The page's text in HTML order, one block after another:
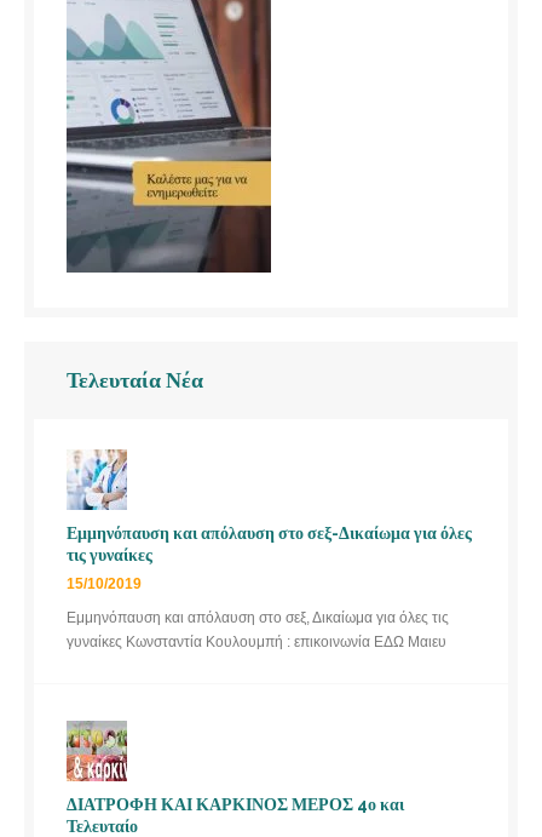
Τελευταία Νέα
Εμμηνόπαυση και απόλαυση στο σεξ-Δικαίωμα για όλες
τις γυναίκες
15/10/2019
Εμμηνόπαυση και απόλαυση στο σεξ, Δικαίωμα για όλες τις
γυναίκες Κωνσταντία Κουλουμπή : επικοινωνία ΕΔΩ Μαιευ
ΔΙΑΤΡΟΦΗ ΚΑΙ ΚΑΡΚΙΝΟΣ ΜΕΡΟΣ 4ο και
Τελευταίο